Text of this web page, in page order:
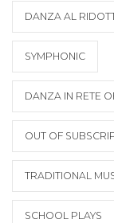
DANZA AL
SYMPHONIC
DANZA IN RETE
OUT OF
TRADITIONAL
SCHOOL PLAYS